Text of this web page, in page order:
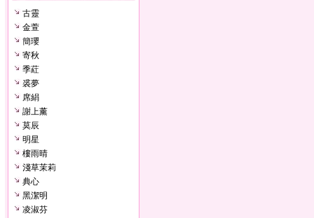
古靈
金萱
簡瓔
寄秋
季葒
裘夢
席絹
謝上薰
莫辰
明星
樓雨晴
淺草茉莉
典心
黑潔明
凌淑芬